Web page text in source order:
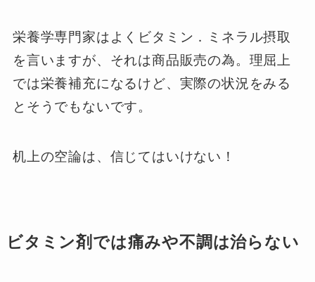
栄養学専門家はよくビタミン．ミネラル摂取
を言いますが、それは商品販売の為。理屈上
では栄養補充になるけど、実際の状況をみる
とそうでもないです。
机上の空論は、信じてはいけない！
ビタミン剤では痛みや不調は治らない